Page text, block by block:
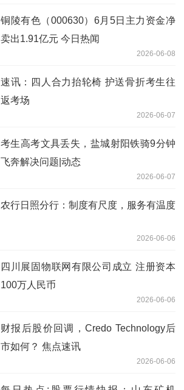
铜陵有色（000630）6月5日主力资金净
卖出1.91亿元 今日热闻
2026-06-08
速讯：四人合力抬轮椅 护送骨折考生往
返考场
2026-06-07
考生高考文具丢失，盐城射阳铁骑9分钟
飞奔解决问题|动态
2026-06-07
农行日照分行：制度有尺度，服务有温度
2026-06-06
四川展固物联网有限公司成立 注册资本
100万人民币
2026-06-06
财报后股价回调，Credo Technology后
市如何？ 焦点速讯
2026-06-06